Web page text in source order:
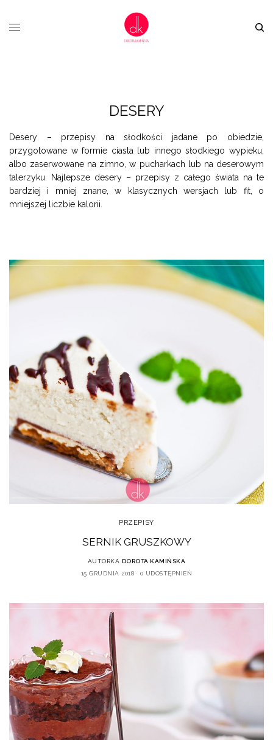
DESERY
Desery – przepisy na słodkości jadane po obiedzie,
przygotowane w formie ciasta lub innego słodkiego wypieku,
albo zaserwowane na zimno, w pucharkach lub na deserowym
talerzyku. Najlepsze desery – przepisy z całego świata na te
bardziej i mniej znane, w klasycznych wersjach lub fit, o
mniejszej liczbie kalorii.
PRZEPISY
SERNIK GRUSZKOWY
AUTORKA DOROTA KAMIŃSKA
15 GRUDNIA 2018
0 UDOSTĘPNIEŃ